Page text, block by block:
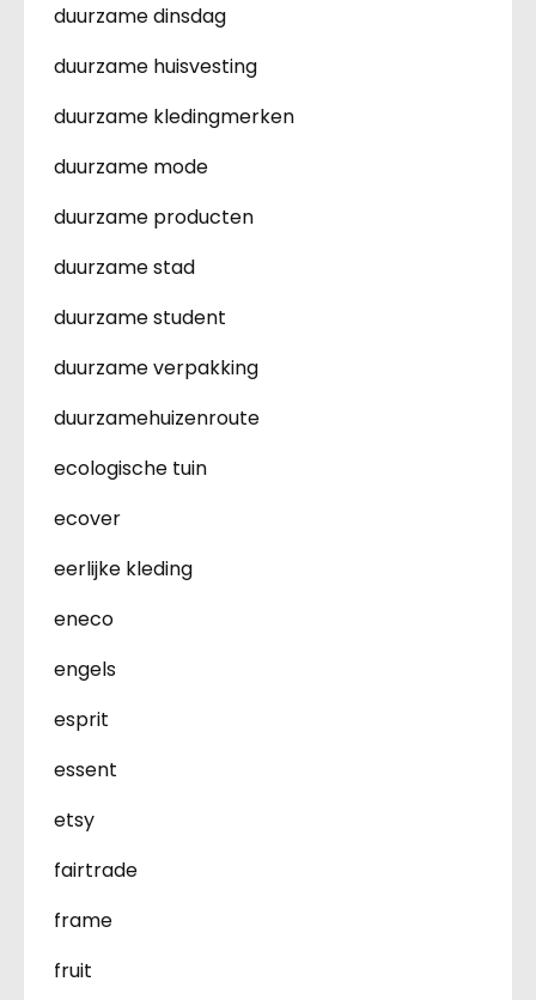
duurzame dinsdag
duurzame huisvesting
duurzame kledingmerken
duurzame mode
duurzame producten
duurzame stad
duurzame student
duurzame verpakking
duurzamehuizenroute
ecologische tuin
ecover
eerlijke kleding
eneco
engels
esprit
essent
etsy
fairtrade
frame
fruit